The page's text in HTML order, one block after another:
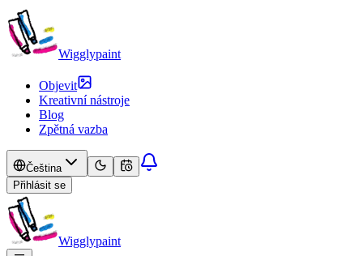
Wigglypaint
Objevit
Kreativní nástroje
Blog
Zpětná vazba
Čeština
Přihlásit se
Wigglypaint